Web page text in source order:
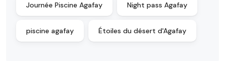
Journée Piscine Agafay Night pass Agafay
piscine agafay Étoiles du désert d'Agafay